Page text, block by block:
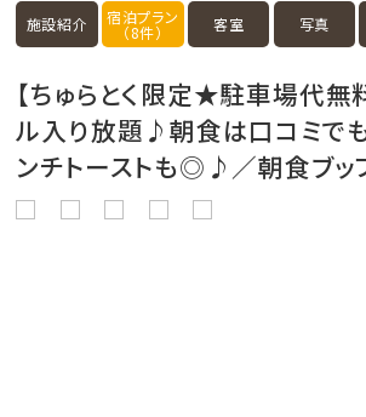
施設紹介 宿泊プラン
（8件） 客室 写真
【ちゅらとく限定★駐車場代
ル入り放題♪朝食は口コミで
ンチトーストも◎♪／朝食ブッ